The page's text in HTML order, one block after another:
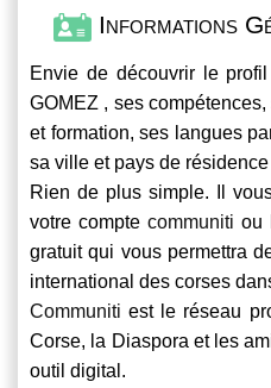
Informations
Envie de découvrir le
GOMEZ , ses
et formation, ses langues
sa ville et pays de
Rien de plus simple. Il
votre compte communiti ou
gratuit qui vous permettra
international des corses
Communiti est le réseau
Corse, la Diaspora et les
outil digital.